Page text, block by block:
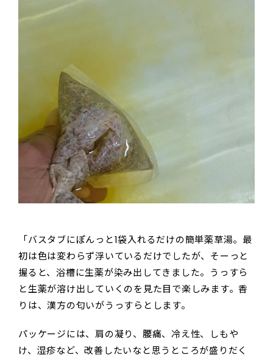
「バスタブにぽんっと1袋入れるだけの簡単薬草湯。最
初は色は変わらず浮いているだけでしたが、そーっと
握ると、浴槽に生薬が染み出してきました。うっすら
と生薬が溶け出していくのを見た目で楽しみます。香
りは、漢方の匂いがうっすらとします。
パッケージには、肩の凝り、腰痛、冷え性、しもや
け、湿疹など、改善したいなと思うところが盛りだく